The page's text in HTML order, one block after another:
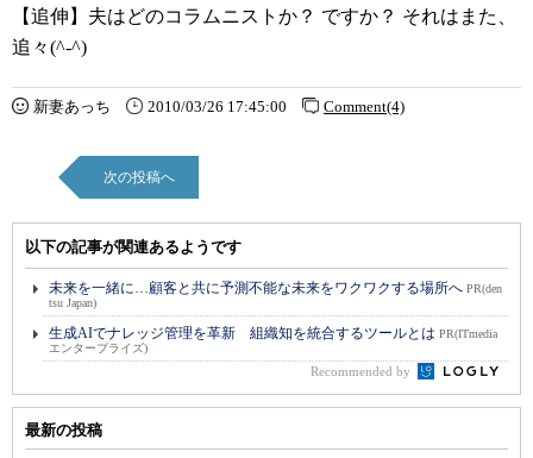
【追伸】夫はどのコラムニストか？ ですか？ それはまた、
追々(^-^)
新妻あっち 2010/03/26 17:45:00 Comment(4)
次の投稿へ
以下の記事が関連あるようです
未来を一緒に…顧客と共に予測不能な未来をワクワクする場所へ PR(den
tsu Japan)
生成AIでナレッジ管理を革新 組織知を統合するツールとは PR(ITmedia
エンタープライズ)
Recommended by
最新の投稿